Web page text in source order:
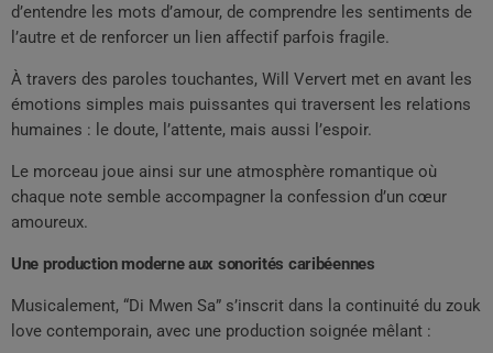
d’entendre les mots d’amour, de comprendre les sentiments de
l’autre et de renforcer un lien affectif parfois fragile.
À travers des paroles touchantes, Will Ververt met en avant les
émotions simples mais puissantes qui traversent les relations
humaines : le doute, l’attente, mais aussi l’espoir.
Le morceau joue ainsi sur une atmosphère romantique où
chaque note semble accompagner la confession d’un cœur
amoureux.
Une production moderne aux sonorités caribéennes
Musicalement, “Di Mwen Sa” s’inscrit dans la continuité du zouk
love contemporain, avec une production soignée mêlant :